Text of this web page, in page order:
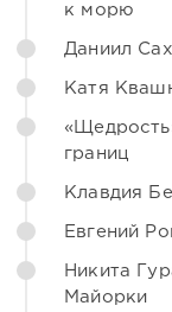
к морю
Даниил
Катя
границ
Клавдия
Евгений
Никита
Майорки